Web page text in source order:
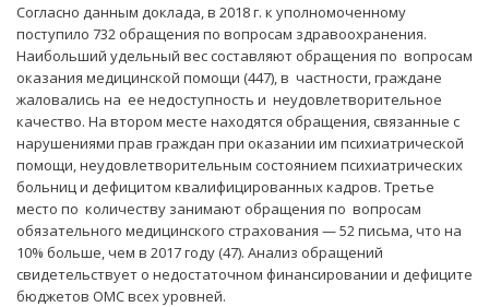
Согласно данным доклада, в 2018 г. к уполномоченному
поступило 732 обращения по вопросам здравоохранения.
Наибольший удельный вес составляют обращения по вопросам
оказания медицинской помощи (447), в частности, граждане
жаловались на ее недоступность и неудовлетворительное
качество. На втором месте находятся обращения, связанные с
нарушениями прав граждан при оказании им психиатрической
помощи, неудовлетворительным состоянием психиатрических
больниц и дефицитом квалифицированных кадров. Третье
место по количеству занимают обращения по вопросам
обязательного медицинского страхования — 52 письма, что на
10% больше, чем в 2017 году (47). Анализ обращений
свидетельствует о недостаточном финансировании и дефиците
бюджетов ОМС всех уровней.